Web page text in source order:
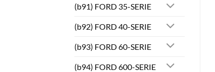
(b91) FORD 35-SERIE
(b92) FORD 40-SERIE
(b93) FORD 60-SERIE
(b94) FORD 600-SERIE